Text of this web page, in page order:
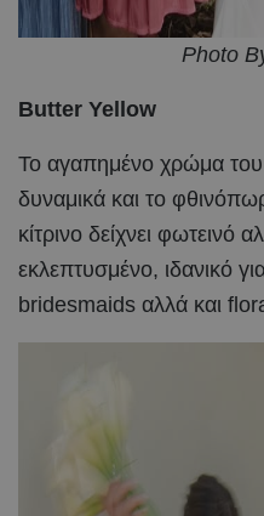
Photo
Butter Yellow
Το αγαπημένο χρώμα του
δυναμικά και το
κίτρινο δείχνει φωτεινό
εκλεπτυσμένο, ιδανικό
bridesmaids αλλά και